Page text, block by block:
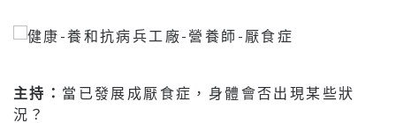
主持： 當已發展成厭食症，身體會否出現某些狀
況？